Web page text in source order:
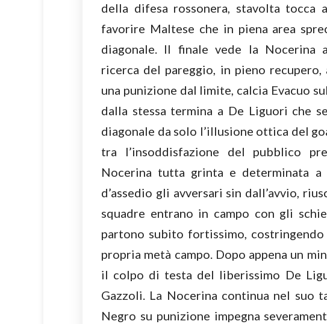
della difesa rossonera, stavolta tocca
favorire Maltese che in piena area
diagonale. Il finale vede la Nocerina
ricerca del pareggio, in pieno
una punizione dal limite, calcia Evacuo
dalla stessa termina a De Liguori che
diagonale da solo l’illusione ottica del
tra l’insoddisfazione del pubblico
Nocerina tutta grinta e determinata
d’assedio gli avversari sin dall’avvio,
squadre entrano in campo con gli
partono subito fortissimo,
propria metà campo. Dopo appena un
il colpo di testa del liberissimo De
Gazzoli. La Nocerina continua nel suo
Negro su punizione impegna